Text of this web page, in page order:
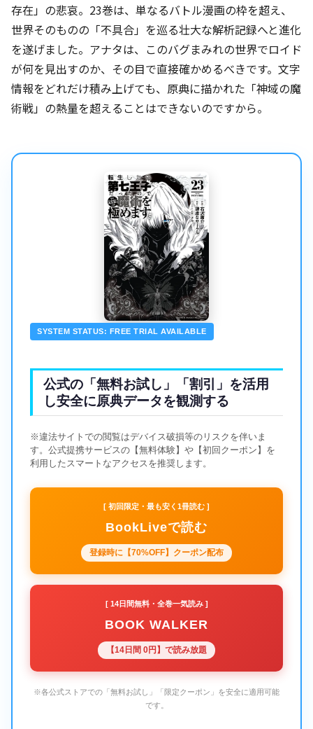
存在」の悲哀。23巻は、単なるバトル漫画の枠を超え、
世界そのものの「不具合」を巡る壮大な解析記録へと進化
を遂げました。アナタは、このバグまみれの世界でロイド
が何を見出すのか、その目で直接確かめるべきです。文字
情報をどれだけ積み上げても、原典に描かれた「神域の魔
術戦」の熱量を超えることはできないのですから。
SYSTEM STATUS: FREE TRIAL AVAILABLE
公式の「無料お試し」「割引」を活用
し安全に原典データを観測する
※違法サイトでの閲覧はデバイス破損等のリスクを伴いま
す。公式提携サービスの【無料体験】や【初回クーポン】を
利用したスマートなアクセスを推奨します。
[ 初回限定・最も安く1冊読む ]
BookLiveで読む
登録時に【70%OFF】クーポン配布
[ 14日間無料・全巻一気読み ]
BOOK WALKER
【14日間 0円】で読み放題
※各公式ストアでの「無料お試し」「限定クーポン」を安全に適用可能
です。